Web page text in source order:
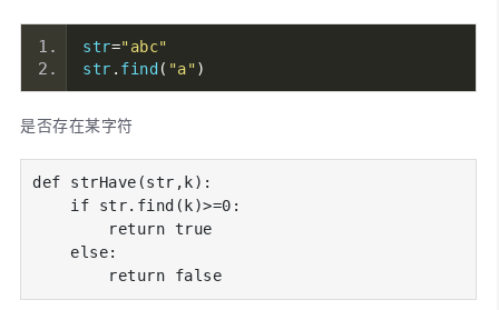
str="abc"
str . find ( "a")
是否存在某字符
def strHave(str,k):
    if str.find(k)>=0:
        return true
    else:
        return false